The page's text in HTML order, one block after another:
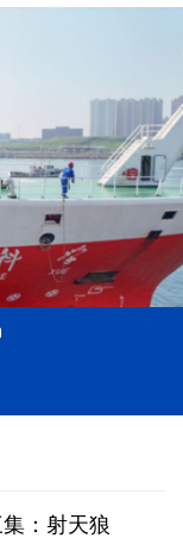
：射天狼